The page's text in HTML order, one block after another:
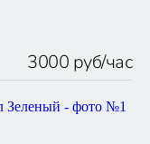
3000 руб/час